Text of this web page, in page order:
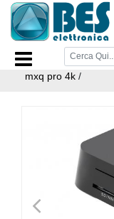
Home Page/TV
Decoder
/Android
mxq pro 4k /
<